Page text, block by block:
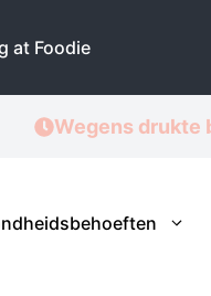
at Foodie
Wegens drukte